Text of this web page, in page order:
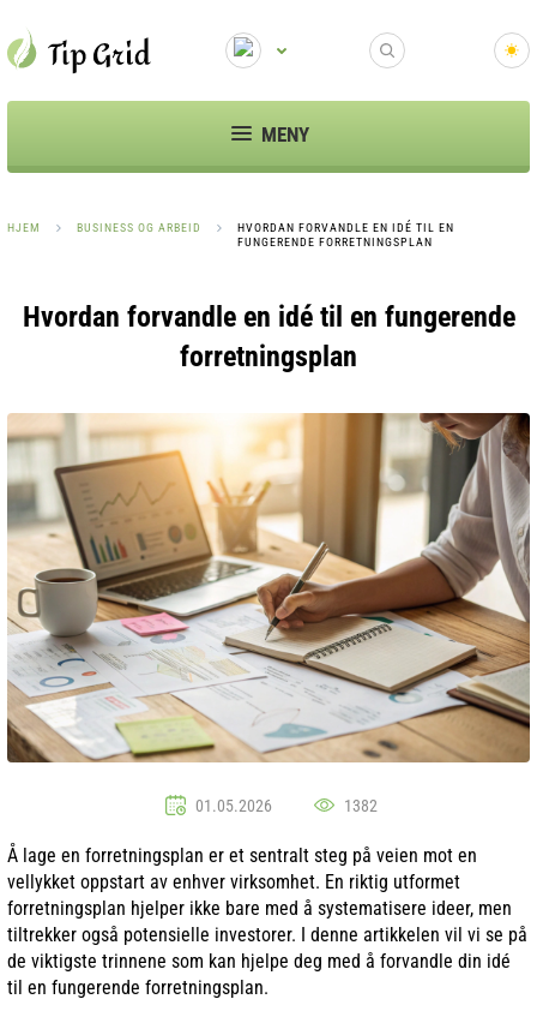
MENY
HJEM BUSINESS OG ARBEID
HVORDAN FORVANDLE EN IDÉ TIL EN
FUNGERENDE FORRETNINGSPLAN
Hvordan forvandle en idé til en fungerende
forretningsplan
01.05.2026 1382
Å lage en forretningsplan er et sentralt steg på veien mot en
vellykket oppstart av enhver virksomhet. En riktig utformet
forretningsplan hjelper ikke bare med å systematisere ideer, men
tiltrekker også potensielle investorer. I denne artikkelen vil vi se på
de viktigste trinnene som kan hjelpe deg med å forvandle din idé
til en fungerende forretningsplan.